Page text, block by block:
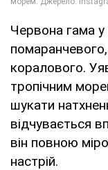
Червона гама
коралового.
тропічним
шукати
відчувається
він повною
настрій.